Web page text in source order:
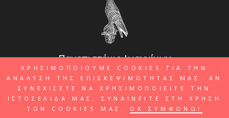
ΧΡΗΣΙΜΟΠΟΙΟΥΜΕ COOKIES ΓΙΑ ΤΗΝ
ΑΝΑΛΥΣΗ ΤΗΣ ΕΠΙΣΚΕΨΙΜΟΤΗΤΑΣ ΜΑΣ. ΑΝ
ΣΥΝΕΧΙΣΕΤΕ ΝΑ ΧΡΗΣΙΜΟΠΟΙΕΙΤΕ ΤΗΝ
ΙΣΤΟΣΕΛΙΔΑ ΜΑΣ, ΣΥΝΑΙΝΕΙΤΕ ΣΤΗ ΧΡΗΣΗ
ΤΩΝ COOKIES ΜΑΣ. ΟΚ ΣΥΜΦΩΝΩ!
Πανεπιστήμιο Ιωαννίνων